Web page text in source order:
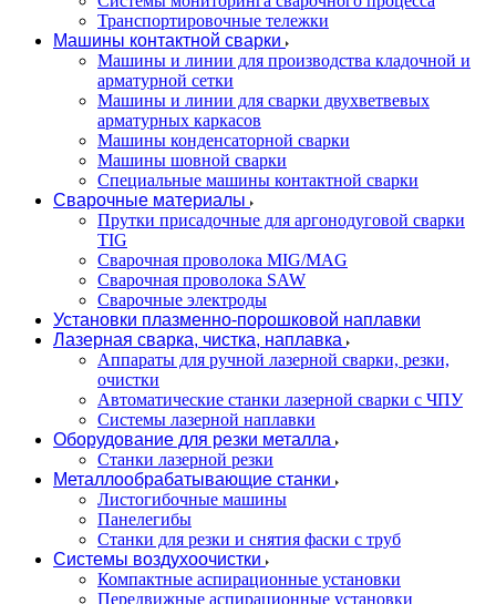
Транспортировочные тележки
Машины контактной сварки
Машины и линии для производства кладочной и
арматурной сетки
Машины и линии для сварки двухветвевых
арматурных каркасов
Машины конденсаторной сварки
Машины шовной сварки
Специальные машины контактной сварки
Сварочные материалы
Прутки присадочные для аргонодуговой сварки
TIG
Сварочная проволока MIG/MAG
Сварочная проволока SAW
Сварочные электроды
Установки плазменно-порошковой наплавки
Лазерная сварка, чистка, наплавка
Аппараты для ручной лазерной сварки, резки,
очистки
Автоматические станки лазерной сварки с ЧПУ
Системы лазерной наплавки
Оборудование для резки металла
Станки лазерной резки
Металлообрабатывающие станки
Листогибочные машины
Панелегибы
Станки для резки и снятия фаски с труб
Системы воздухоочистки
Компактные аспирационные установки
Передвижные аспирационные установки